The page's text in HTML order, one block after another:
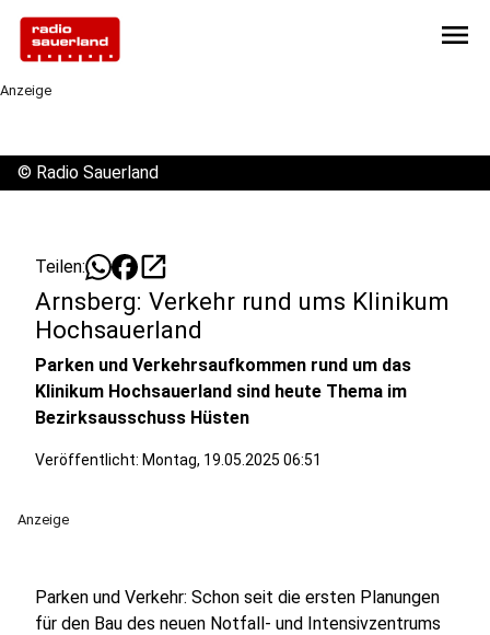
menu
Anzeige
© Radio Sauerland
Teilen: open_in_new
Arnsberg: Verkehr rund ums Klinikum
Hochsauerland
Parken und Verkehrsaufkommen rund um das
Klinikum Hochsauerland sind heute Thema im
Bezirksausschuss Hüsten
Veröffentlicht: Montag, 19.05.2025 06:51
Anzeige
Parken und Verkehr: Schon seit die ersten Planungen
für den Bau des neuen Notfall- und Intensivzentrums